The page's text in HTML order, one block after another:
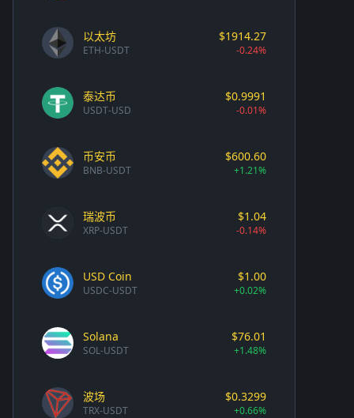
以太坊
ETH-USDT
$1914.27
-0.24%
泰达币
USDT-USD
$0.9991
-0.01%
币安币
BNB-USDT
$600.60
+1.21%
瑞波币
XRP-USDT
$1.04
-0.14%
USD Coin
USDC-USDT
$1.00
+0.02%
Solana
SOL-USDT
$76.01
+1.48%
波场
TRX-USDT
$0.3299
+0.66%